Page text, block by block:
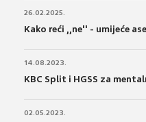
26.02.2025.
Kako reći ,,ne'' - umijeće
14.08.2023.
KBC Split i HGSS za
02.05.2023.